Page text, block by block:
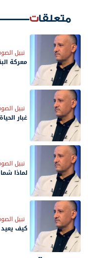
متعلقات
نبيل
معركة
نبيل
غبار
نبيل
لماذا
نبيل
كيف يعيد